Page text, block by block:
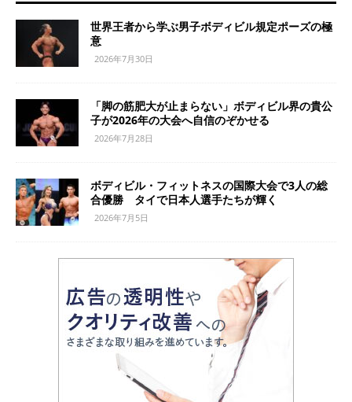
世界王者から学ぶ男子ボディビル規定ポーズの極
意
2026年7月30日
「脚の筋肥大が止まらない」ボディビル界の貴公
子が2026年の大会へ自信のぞかせる
2026年7月28日
ボディビル・フィットネスの国際大会で3人の総
合優勝 タイで日本人選手たちが輝く
2026年7月5日